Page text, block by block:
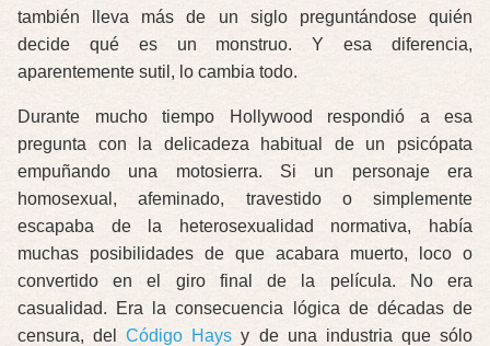
también lleva más de un siglo preguntándose quién
decide qué es un monstruo. Y esa diferencia,
aparentemente sutil, lo cambia todo.
Durante mucho tiempo Hollywood respondió a esa
pregunta con la delicadeza habitual de un psicópata
empuñando una motosierra. Si un personaje era
homosexual, afeminado, travestido o simplemente
escapaba de la heterosexualidad normativa, había
muchas posibilidades de que acabara muerto, loco o
convertido en el giro final de la película. No era
casualidad. Era la consecuencia lógica de décadas de
censura, delCódigo Hays y de una industria que sólo